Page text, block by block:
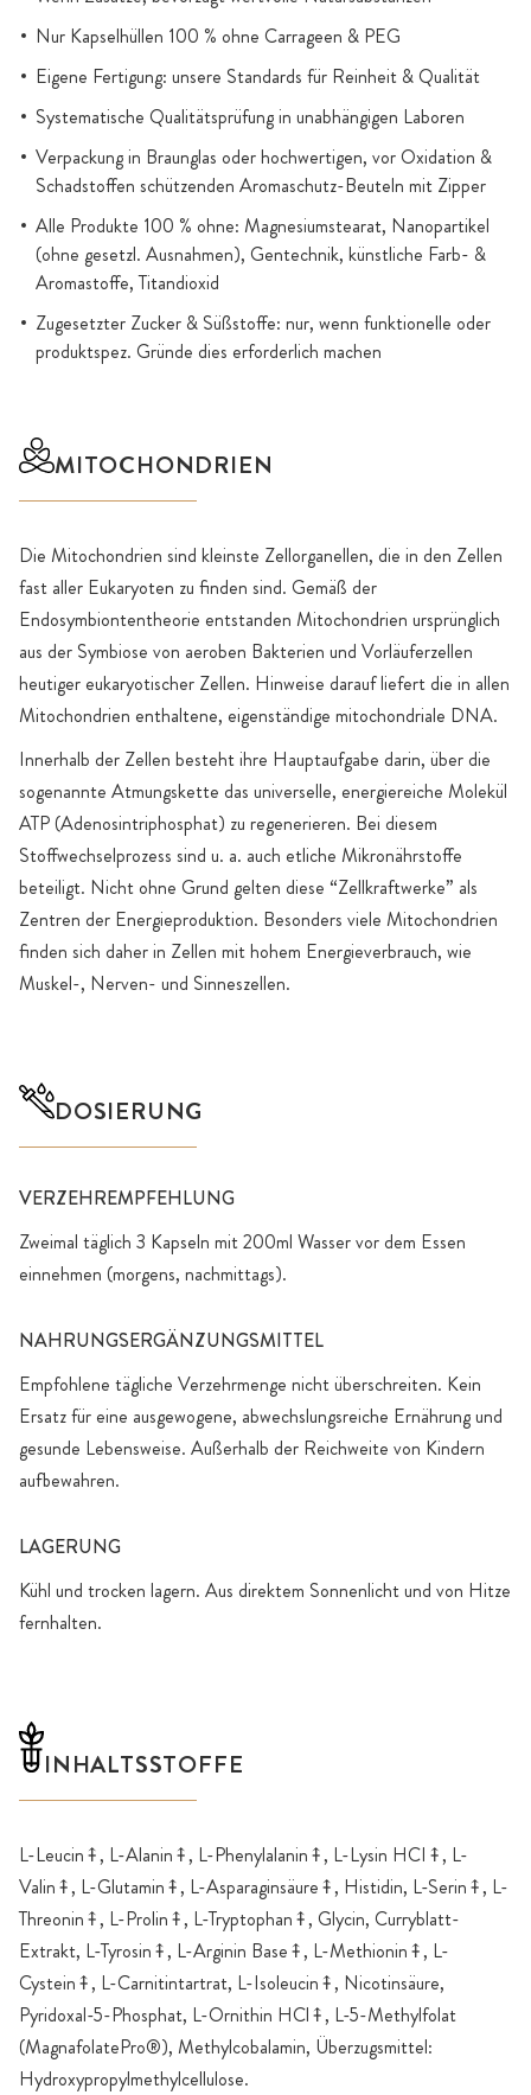
Nur Kapselhüllen 100 % ohne Carrageen & PEG
Eigene Fertigung: unsere Standards für Reinheit & Qualität
Systematische Qualitätsprüfung in unabhängigen Laboren
Verpackung in Braunglas oder hochwertigen, vor Oxidation &
Schadstoffen schützenden Aromaschutz-Beuteln mit Zipper
Alle Produkte 100 % ohne: Magnesiumstearat, Nanopartikel
(ohne gesetzl. Ausnahmen), Gentechnik, künstliche Farb- &
Aromastoffe, Titandioxid
Zugesetzter Zucker & Süßstoffe: nur, wenn funktionelle oder
produktspez. Gründe dies erforderlich machen
MITOCHONDRIEN
Die Mitochondrien sind kleinste Zellorganellen, die in den Zellen
fast aller Eukaryoten zu finden sind. Gemäß der
Endosymbiontentheorie entstanden Mitochondrien ursprünglich
aus der Symbiose von aeroben Bakterien und Vorläuferzellen
heutiger eukaryotischer Zellen. Hinweise darauf liefert die in allen
Mitochondrien enthaltene, eigenständige mitochondriale DNA.
Innerhalb der Zellen besteht ihre Hauptaufgabe darin, über die
sogenannte Atmungskette das universelle, energiereiche Molekül
ATP (Adenosintriphosphat) zu regenerieren. Bei diesem
Stoffwechselprozess sind u. a. auch etliche Mikronährstoffe
beteiligt. Nicht ohne Grund gelten diese “Zellkraftwerke” als
Zentren der Energieproduktion. Besonders viele Mitochondrien
finden sich daher in Zellen mit hohem Energieverbrauch, wie
Muskel-, Nerven- und Sinneszellen.
DOSIERUNG
VERZEHREMPFEHLUNG
Zweimal täglich 3 Kapseln mit 200ml Wasser vor dem Essen
einnehmen (morgens, nachmittags).
NAHRUNGSERGÄNZUNGSMITTEL
Empfohlene tägliche Verzehrmenge nicht überschreiten. Kein
Ersatz für eine ausgewogene, abwechslungsreiche Ernährung und
gesunde Lebensweise. Außerhalb der Reichweite von Kindern
aufbewahren.
LAGERUNG
Kühl und trocken lagern. Aus direktem Sonnenlicht und von Hitze
fernhalten.
INHALTSSTOFFE
L-Leucin⤉, L-Alanin⤉, L-Phenylalanin⤉, L-Lysin HCI⤉, L-
Valin⤉, L-Glutamin⤉, L-Asparaginsäure⤉, Histidin, L-Serin⤉, L-
Threonin⤉, L-Prolin⤉, L-Tryptophan⤉, Glycin, Curryblatt-
Extrakt, L-Tyrosin⤉, L-Arginin Base⤉, L-Methionin⤉, L-
Cystein⤉, L-Carnitintartrat, L-Isoleucin⤉, Nicotinsäure,
Pyridoxal-5-Phosphat, L-Ornithin HCl⤉, L-5-Methylfolat
(MagnafolatePro®), Methylcobalamin, Überzugsmittel:
Hydroxypropylmethylcellulose.